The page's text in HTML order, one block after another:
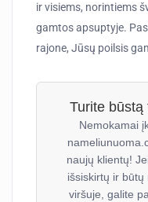
ir visiems, norintiems
gamtos apsuptyje.
rajone, Jūsų poilsis
Turite
Nemokamai
naujų klientų!
išsiskirtų ir
viršuje, galite